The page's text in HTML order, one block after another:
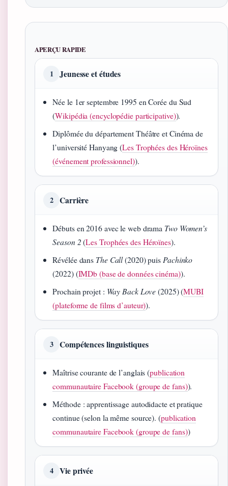
APERÇU RAPIDE
1 Jeunesse et études
Née le 1er septembre 1995 en Corée du Sud
(Wikipédia (encyclopédie participative)).
Diplômée du département Théâtre et Cinéma de
l’université Hanyang (Les Trophées des Héroïnes
(événement professionnel)).
2 Carrière
Débuts en 2016 avec le web drama Two Women’s
Season 2(Les Trophées des Héroïnes).
Révélée dans The Call(2020) puis Pachinko
(2022) (IMDb (base de données cinéma)).
Prochain projet : Way Back Love(2025) (MUBI
(plateforme de films d’auteur)).
3 Compétences linguistiques
Maîtrise courante de l’anglais (publication
communautaire Facebook (groupe de fans)).
Méthode : apprentissage autodidacte et pratique
continue (selon la même source). (publication
communautaire Facebook (groupe de fans))
4 Vie privée